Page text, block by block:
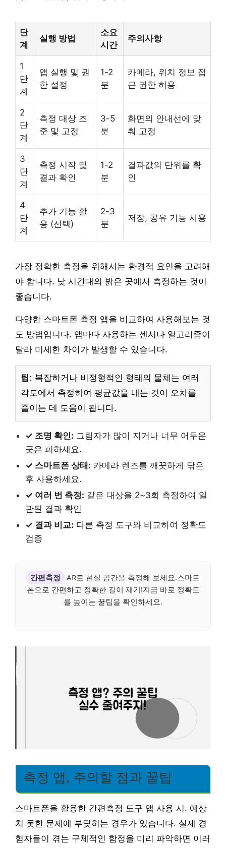
단
계
실행 방법
소요
시간
주의사항
1
단
계
앱 실행 및 권
한 설정
1-2
분
카메라, 위치 정보 접
근 권한 허용
2
단
계
측정 대상 조
준 및 고정
3-5
분
화면의 안내선에 맞
춰 고정
3
단
계
측정 시작 및
결과 확인
1-2
분
결과값의 단위를 확
인
4
단
계
추가 기능 활
용 (선택)
2-3
분
저장, 공유 기능 사용
가장 정확한 측정을 위해서는 환경적 요인을 고려해
야 합니다. 낮 시간대의 밝은 곳에서 측정하는 것이
좋습니다.
다양한 스마트폰 측정 앱을 비교하여 사용해보는 것
도 방법입니다. 앱마다 사용하는 센서나 알고리즘이
달라 미세한 차이가 발생할 수 있습니다.
팁: 복잡하거나 비정형적인 형태의 물체는 여러
각도에서 측정하여 평균값을 내는 것이 오차를
줄이는 데 도움이 됩니다.
✓ 조명 확인: 그림자가 많이 지거나 너무 어두운
곳은 피하세요.
✓ 스마트폰 상태: 카메라 렌즈를 깨끗하게 닦은
후 사용하세요.
✓ 여러 번 측정: 같은 대상을 2~3회 측정하여 일
관된 결과 확인
✓ 결과 비교: 다른 측정 도구와 비교하여 정확도
검증
간편측정
AR로 현실 공간을 측정해 보세요.스마트
폰으로 간편하고 정확한 길이 재기!지금 바로 정확도
를 높이는 꿀팁을 확인하세요.
측정 앱, 주의할 점과 꿀팁
스마트폰을 활용한 간편측정 도구 앱 사용 시, 예상
치 못한 문제에 부딪히는 경우가 있습니다. 실제 경
험자들이 겪는 구체적인 함정을 미리 파악하면 이러